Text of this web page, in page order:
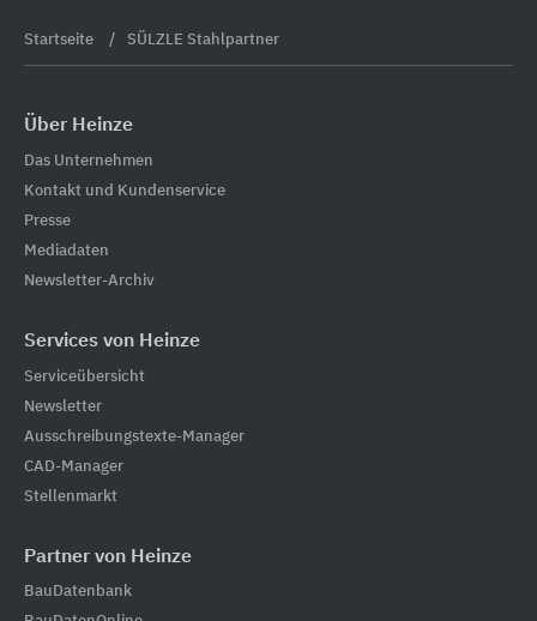
Startseite SÜLZLE Stahlpartner
Über Heinze
Das Unternehmen
Kontakt und Kundenservice
Presse
Mediadaten
Newsletter-Archiv
Services von Heinze
Serviceübersicht
Newsletter
Ausschreibungstexte-Manager
CAD-Manager
Stellenmarkt
Partner von Heinze
BauDatenbank